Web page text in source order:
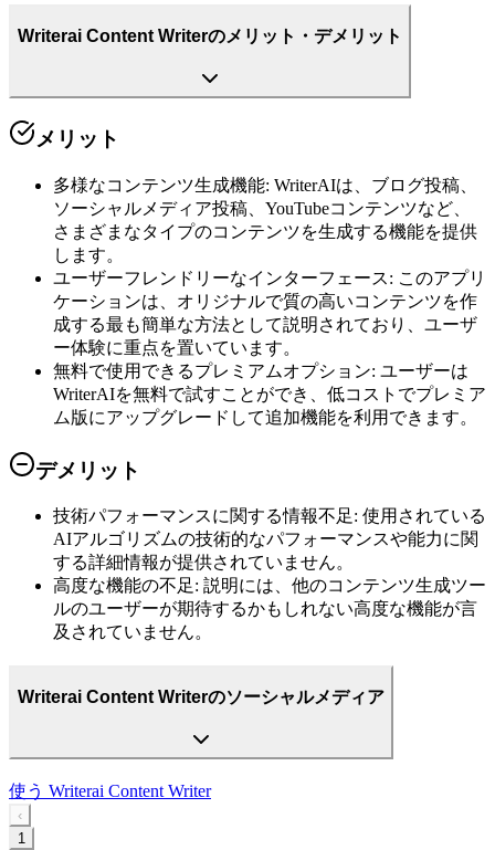
Writerai Content Writerのメリット・デメリット
メリット
多様なコンテンツ生成機能: WriterAIは、ブログ投稿、
ソーシャルメディア投稿、YouTubeコンテンツなど、
さまざまなタイプのコンテンツを生成する機能を提供
します。
ユーザーフレンドリーなインターフェース: このアプリ
ケーションは、オリジナルで質の高いコンテンツを作
成する最も簡単な方法として説明されており、ユーザ
ー体験に重点を置いています。
無料で使用できるプレミアムオプション: ユーザーは
WriterAIを無料で試すことができ、低コストでプレミア
ム版にアップグレードして追加機能を利用できます。
デメリット
技術パフォーマンスに関する情報不足: 使用されている
AIアルゴリズムの技術的なパフォーマンスや能力に関
する詳細情報が提供されていません。
高度な機能の不足: 説明には、他のコンテンツ生成ツー
ルのユーザーが期待するかもしれない高度な機能が言
及されていません。
Writerai Content Writerのソーシャルメディア
使う Writerai Content Writer
‹
1